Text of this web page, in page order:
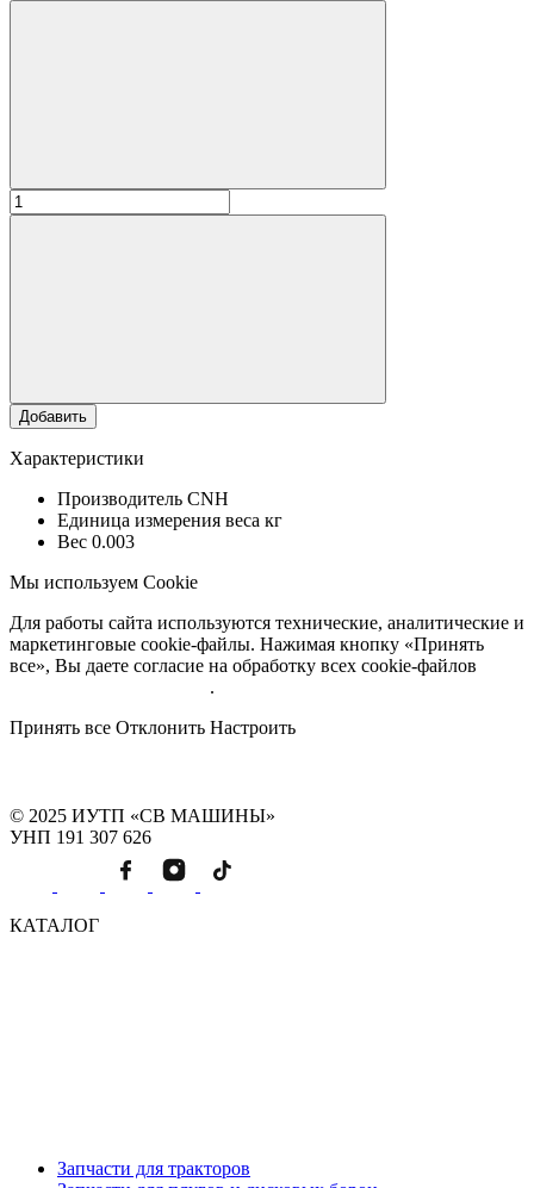
Добавить
Характеристики
Производитель CNH
Единица измерения веса кг
Вес 0.003
Мы используем Cookie
Для работы сайта используются технические, аналитические и
маркетинговые cookie-файлы. Нажимая кнопку «Принять
все», Вы даете согласие на обработку всех cookie-файлов
.
Принять все Отклонить Настроить
© 2025 ИУТП «СВ МАШИНЫ»
УНП 191 307 626
КАТАЛОГ
Запчасти для тракторов